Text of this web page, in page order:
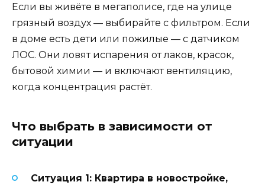
Если вы живёте в мегаполисе, где на улице
грязный воздух — выбирайте с фильтром. Если
в доме есть дети или пожилые — с датчиком
ЛОС. Они ловят испарения от лаков, красок,
бытовой химии — и включают вентиляцию,
когда концентрация растёт.
Что выбрать в зависимости от
ситуации
Ситуация 1: Квартира в новостройке,